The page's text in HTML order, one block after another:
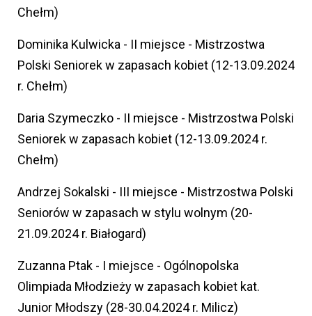
Chełm)
Dominika Kulwicka - II miejsce - Mistrzostwa
Polski Seniorek w zapasach kobiet (12-13.09.2024
r. Chełm)
Daria Szymeczko - II miejsce - Mistrzostwa Polski
Seniorek w zapasach kobiet (12-13.09.2024 r.
Chełm)
Andrzej Sokalski - III miejsce - Mistrzostwa Polski
Seniorów w zapasach w stylu wolnym (20-
21.09.2024 r. Białogard)
Zuzanna Ptak - I miejsce - Ogólnopolska
Olimpiada Młodzieży w zapasach kobiet kat.
Junior Młodszy (28-30.04.2024 r. Milicz)